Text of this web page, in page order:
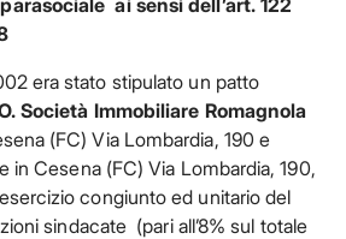
ai sensi dell’art. 122
era stato stipulato un patto
Società Immobiliare Romagnola
(FC) Via Lombardia, 190 e
in Cesena (FC) Via Lombardia, 190,
congiunto ed unitario del
sindacate (pari all’8% sul totale